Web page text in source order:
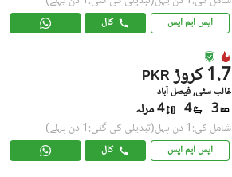
ایس ایم ایس کال
PKR 1.7 کروڑ
غالب سٹی, فیصل آباد
3
4 4 مرلہ
شامل کی:1 دن پہل (تبدیلی کی گئی:1 دن پہلے)
ایس ایم ایس کال